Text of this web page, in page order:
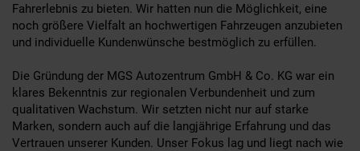
Fahrerlebnis zu bieten. Wir hatten nun die Möglichkeit, eine
noch größere Vielfalt an hochwertigen Fahrzeugen anzubieten
und individuelle Kundenwünsche bestmöglich zu erfüllen.
Die Gründung der MGS Autozentrum GmbH & Co. KG war ein
klares Bekenntnis zur regionalen Verbundenheit und zum
qualitativen Wachstum. Wir setzten nicht nur auf starke
Marken, sondern auch auf die langjährige Erfahrung und das
Vertrauen unserer Kunden. Unser Fokus lag und liegt nach wie